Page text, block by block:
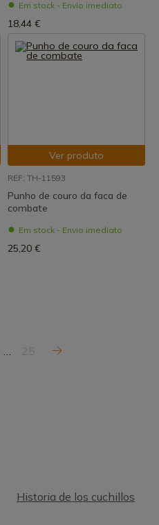
Em stock - Envio imediato
18,44 €
Ver produto
REF: TH-11593
Punho de couro da faca de
combate
Em stock - Envio imediato
25,20 €
… 25
Historia de los cuchillos